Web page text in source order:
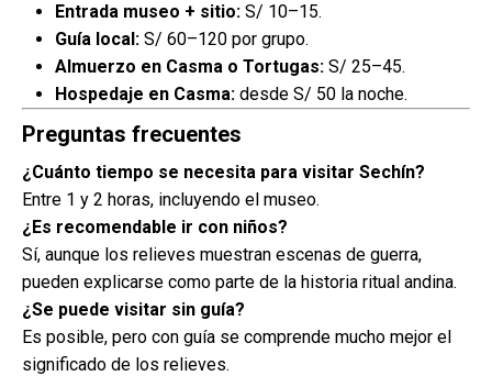
Entrada museo + sitio: S/ 10–15.
Guía local: S/ 60–120 por grupo.
Almuerzo en Casma o Tortugas: S/ 25–45.
Hospedaje en Casma: desde S/ 50 la noche.
Preguntas frecuentes
¿Cuánto tiempo se necesita para visitar Sechín?
Entre 1 y 2 horas, incluyendo el museo.
¿Es recomendable ir con niños?
Sí, aunque los relieves muestran escenas de guerra,
pueden explicarse como parte de la historia ritual andina.
¿Se puede visitar sin guía?
Es posible, pero con guía se comprende mucho mejor el
significado de los relieves.